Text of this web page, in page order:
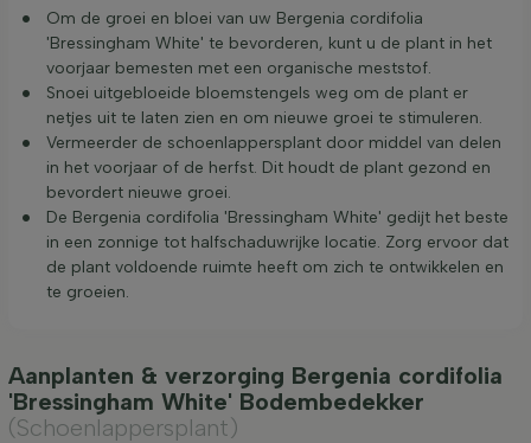
Om de groei en bloei van uw Bergenia cordifolia
'Bressingham White' te bevorderen, kunt u de plant in het
voorjaar bemesten met een organische meststof.
Snoei uitgebloeide bloemstengels weg om de plant er
netjes uit te laten zien en om nieuwe groei te stimuleren.
Vermeerder de schoenlappersplant door middel van delen
in het voorjaar of de herfst. Dit houdt de plant gezond en
bevordert nieuwe groei.
De Bergenia cordifolia 'Bressingham White' gedijt het beste
in een zonnige tot halfschaduwrijke locatie. Zorg ervoor dat
de plant voldoende ruimte heeft om zich te ontwikkelen en
te groeien.
Aanplanten & verzorging Bergenia cordifolia
'Bressingham White' Bodembedekker
(Schoenlappersplant)